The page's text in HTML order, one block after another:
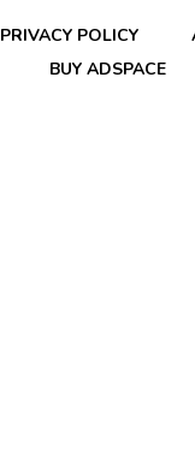
PRIVACY POLICY
BUY ADSPACE